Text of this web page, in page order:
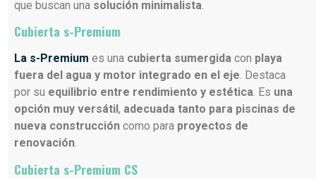
que buscan una solución minimalista.
Cubierta s-Premium
La s-Premium es una cubierta sumergida con playa
fuera del agua y motor integrado en el eje. Destaca
por su equilibrio entre rendimiento y estética. Es una
opción muy versátil , adecuada tanto para piscinas de
nueva construcción como para proyectos de
renovación.
Cubierta s-Premium CS